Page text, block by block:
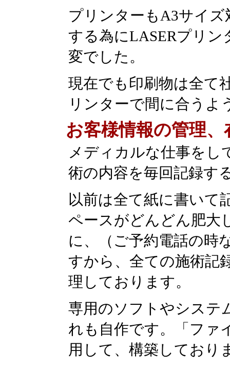
プリンターもA3サイ
する為にLASERプリ
変でした。
現在でも印刷物は全て
リンターで間に合うよ
お客様情報の管理
メディカルな仕事をし
術の内容を毎回記録す
以前は全て紙に書いて
ペースがどんどん肥大
に、（ご予約電話の時
すから、全ての施術記
理しております。
専用のソフトやシステ
れも自作です。「ファ
用して、構築しており